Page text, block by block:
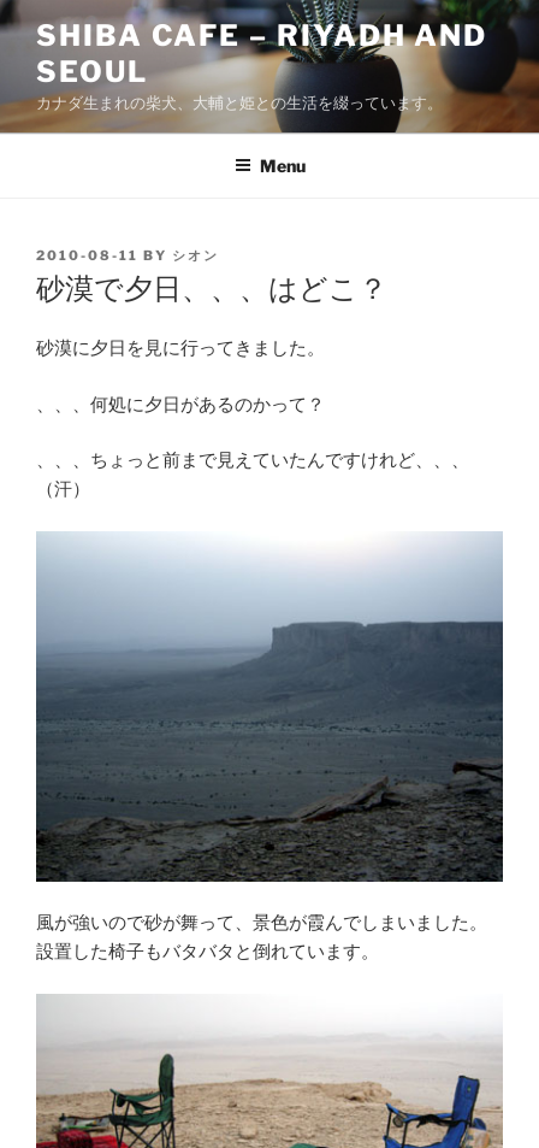
Skip
content
SHIBA CAFE – RIYADH AND
SEOUL
カナダ生まれの柴犬、大輔と姫との生活を綴っています。
Menu
POSTED
ON
2010-08-11 BY シオン
砂漠で夕日、、、はどこ？
砂漠に夕日を見に行ってきました。
、、、何処に夕日があるのかって？
、、、ちょっと前まで見えていたんですけれど、、、
（汗）
風が強いので砂が舞って、景色が霞んでしまいました。
設置した椅子もバタバタと倒れています。